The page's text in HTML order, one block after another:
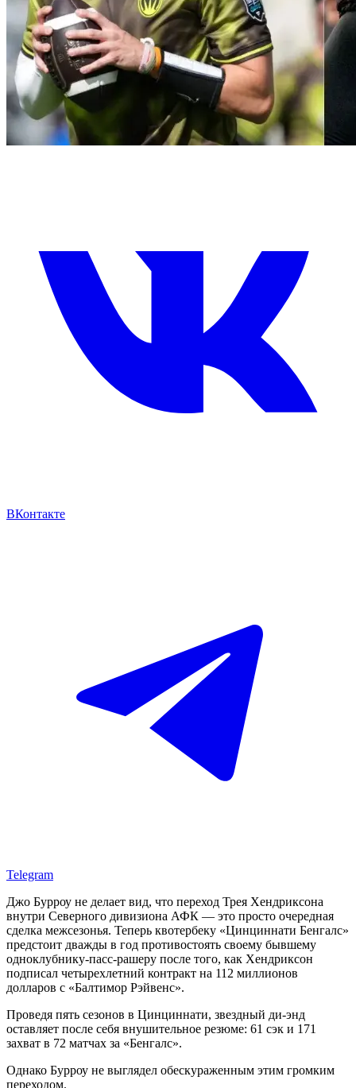
ВКонтакте
Telegram
Джо Бурроу не делает вид, что переход Трея Хендриксона
внутри Северного дивизиона АФК — это просто очередная
сделка межсезонья. Теперь квотербеку «Цинциннати Бенгалс»
предстоит дважды в год противостоять своему бывшему
одноклубнику-пасс-рашеру после того, как Хендриксон
подписал четырехлетний контракт на 112 миллионов
долларов с «Балтимор Рэйвенс».
Проведя пять сезонов в Цинциннати, звездный ди-энд
оставляет после себя внушительное резюме: 61 сэк и 171
захват в 72 матчах за «Бенгалс».
Однако Бурроу не выглядел обескураженным этим громким
переходом.